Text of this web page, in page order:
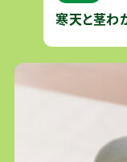
寒天と茎わ